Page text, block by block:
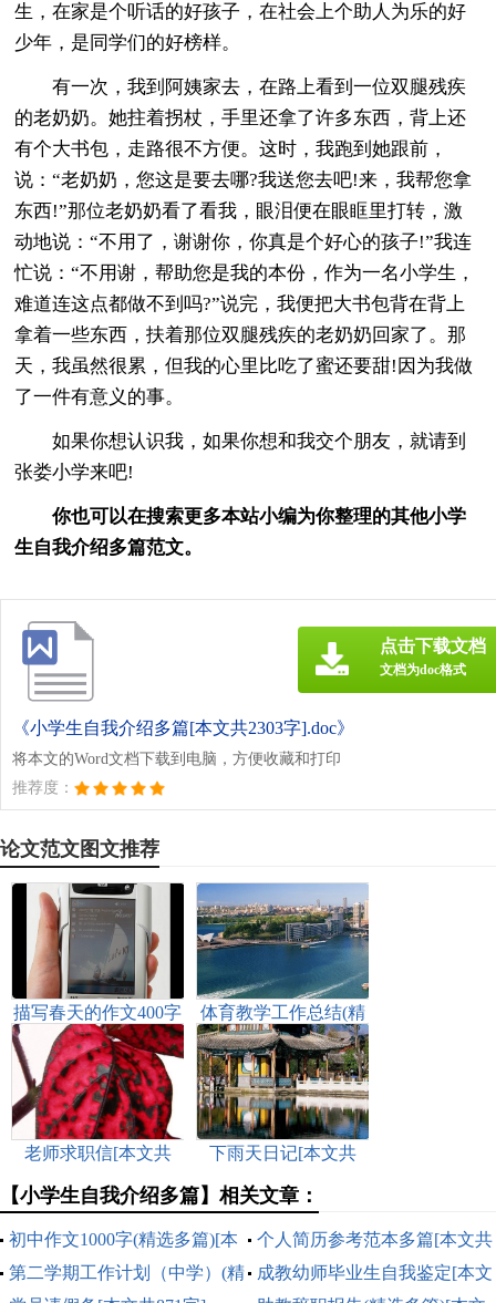
生，在家是个听话的好孩子，在社会上个助人为乐的好
少年，是同学们的好榜样。
有一次，我到阿姨家去，在路上看到一位双腿残疾
的老奶奶。她拄着拐杖，手里还拿了许多东西，背上还
有个大书包，走路很不方便。这时，我跑到她跟前，
说：“老奶奶，您这是要去哪?我送您去吧!来，我帮您拿
东西!”那位老奶奶看了看我，眼泪便在眼眶里打转，激
动地说：“不用了，谢谢你，你真是个好心的孩子!”我连
忙说：“不用谢，帮助您是我的本份，作为一名小学生，
难道连这点都做不到吗?”说完，我便把大书包背在背上
拿着一些东西，扶着那位双腿残疾的老奶奶回家了。那
天，我虽然很累，但我的心里比吃了蜜还要甜!因为我做
了一件有意义的事。
如果你想认识我，如果你想和我交个朋友，就请到
张娄小学来吧!
你也可以在搜索更多本站小编为你整理的其他小学
生自我介绍多篇范文。
《小学生自我介绍多篇[本文共2303字].doc》
将本文的Word文档下载到电脑，方便收藏和打印
推荐度：
点击下载文档
文档为doc格式
论文范文图文推荐
描写春天的作文400字
[本文共3448字]
体育教学工作总结(精
选多篇)[本文共7080
字]
老师求职信[本文共
下雨天日记[本文共
【小学生自我介绍多篇】相关文章：
初中作文1000字(精选多篇)[本
文共4270字]
个人简历参考范本多篇[本文共
2058字]
第二学期工作计划（中学）(精
成教幼师毕业生自我鉴定[本文